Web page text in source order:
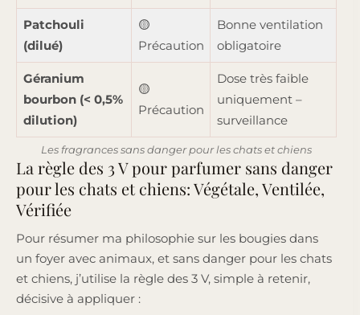
Patchouli
(dilué)
🟡
Précaution
Bonne ventilation
obligatoire
Géranium
bourbon (< 0,5%
dilution)
🟡
Précaution
Dose très faible
uniquement –
surveillance
Les fragrances sans danger pour les chats et chiens
La règle des 3 V pour parfumer sans danger
pour les chats et chiens: Végétale, Ventilée,
Vérifiée
Pour résumer ma philosophie sur les bougies dans
un foyer avec animaux, et sans danger pour les chats
et chiens, j’utilise la règle des 3 V, simple à retenir,
décisive à appliquer :